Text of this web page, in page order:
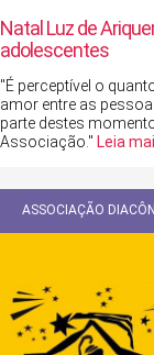
Natal Luz de
adolescentes
"É perceptível o
amor entre as
parte destes
Associação." Leia
ASSOCIAÇÃO